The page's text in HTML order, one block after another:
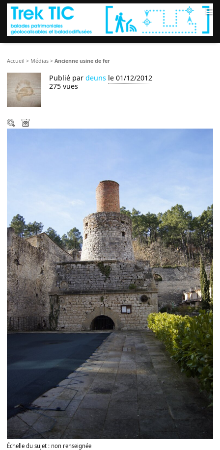
≡
Accueil > Médias >Ancienne usine de fer
Publié pardeuns le 01/12/2012
275 vues
Échelle du sujet : non renseignée